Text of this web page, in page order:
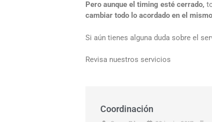
Pero aunque el timing esté cerrado,
cambiar todo lo acordado en el
Si aún tienes alguna duda sobre el
Revisa nuestros servicios
Coordinación